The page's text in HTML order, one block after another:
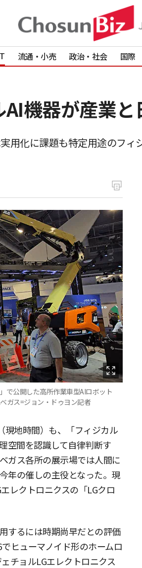
流通・小売 政治・社会 国際
機器が産業と
用化に課題も特定用途のフィ
で公開した高所作業車型AIロボット
ガス=ジョン・ドゥヨン記者
現地時間）も、「フィジカル
空間を認識して自律判断す
ガス各所の展示場では人間に
年の催しの主役となった。現
レクトロニクスの「LGクロ
するには時期尚早だとの評価
ヒューマノイド形のホームロ
チョルLGエレクトロニクス